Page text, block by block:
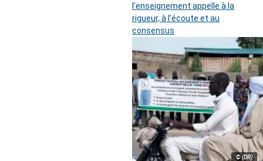
l’enseignement appelle à la
rigueur, à l’écoute et au
consensus
© (DR)